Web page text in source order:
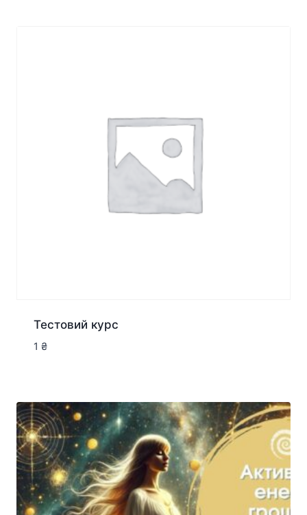
Тестовий курс
1 ₴